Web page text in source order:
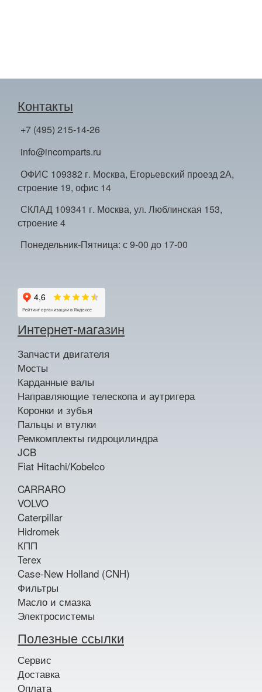
Контакты
+7 (495) 215-14-26
info@incomparts.ru
ОФИС 109382 г. Москва, Егорьевский проезд 2А,
строение 19, офис 14
СКЛАД 109341 г. Москва, ул. Люблинская 153,
строение 4
Понедельник-Пятница: с 9-00 до 17-00
Интернет-магазин
Запчасти двигателя
Мосты
Карданные валы
Направляющие телескопа и аутригера
Коронки и зубья
Пальцы и втулки
Ремкомплекты гидроцилиндра
JCB
Fiat Hitachi/Kobelco
CARRARO
VOLVO
Caterpillar
Hidromek
КПП
Terex
Case-New Holland (CNH)
Фильтры
Масло и смазка
Электросистемы
Полезные ссылки
Сервис
Доставка
Оплата